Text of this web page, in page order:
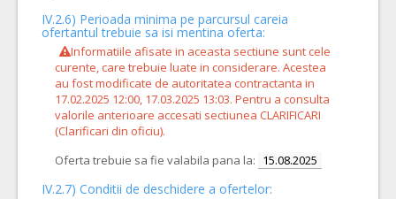
IV.2.6) Perioada minima pe parcursul careia
ofertantul trebuie sa isi mentina oferta:
Informatiile afisate in aceasta sectiune sunt cele
curente, care trebuie luate in considerare. Acestea
au fost modificate de autoritatea contractanta in
17.02.2025 12:00, 17.03.2025 13:03. Pentru a consulta
valorile anterioare accesati sectiunea CLARIFICARI
(Clarificari din oficiu).
Oferta trebuie sa fie valabila pana la: 15.08.2025
IV.2.7) Conditii de deschidere a ofertelor: